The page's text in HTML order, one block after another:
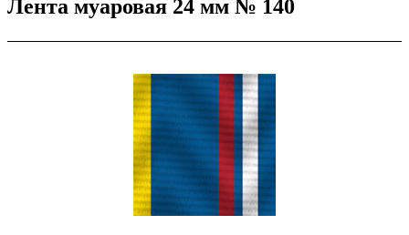
Лента муаровая 24 мм № 140